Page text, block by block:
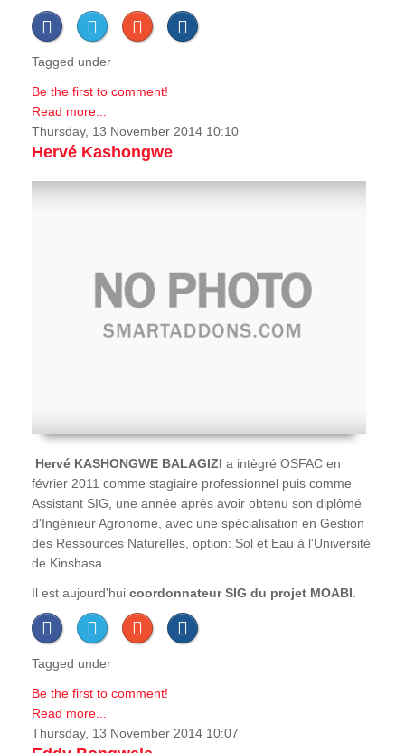
Tagged under
Be the first to comment!
Read more...
Thursday, 13 November 2014 10:10
Hervé Kashongwe
Hervé KASHONGWE BALAGIZI a intègré OSFAC en
février 2011 comme stagiaire professionnel puis comme
Assistant SIG, une année après avoir obtenu son diplômé
d'Ingénieur Agronome, avec une spécialisation en Gestion
des Ressources Naturelles, option: Sol et Eau à l'Université
de Kinshasa.
Il est aujourd'hui coordonnateur SIG du projet MOABI
Tagged under
Be the first to comment!
Read more...
Thursday, 13 November 2014 10:07